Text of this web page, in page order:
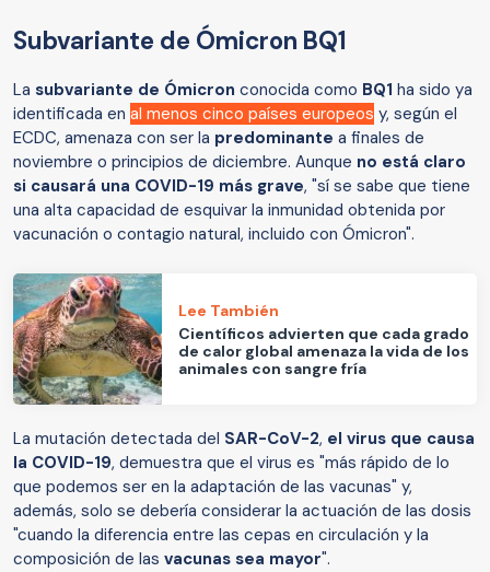
Subvariante de Ómicron BQ1
La subvariante de Ómicron conocida como BQ1 ha sido ya
identificada en al menos cinco países europeos y, según el
ECDC, amenaza con ser la predominante a finales de
noviembre o principios de diciembre. Aunque no está claro
si causará una COVID-19 más grave, "sí se sabe que tiene
una alta capacidad de esquivar la inmunidad obtenida por
vacunación o contagio natural, incluido con Ómicron".
Lee También
Científicos advierten que cada grado
de calor global amenaza la vida de los
animales con sangre fría
La mutación detectada del SAR-CoV-2, el virus que causa
la COVID-19, demuestra que el virus es "más rápido de lo
que podemos ser en la adaptación de las vacunas" y,
además, solo se debería considerar la actuación de las dosis
"cuando la diferencia entre las cepas en circulación y la
composición de las vacunas sea mayor".